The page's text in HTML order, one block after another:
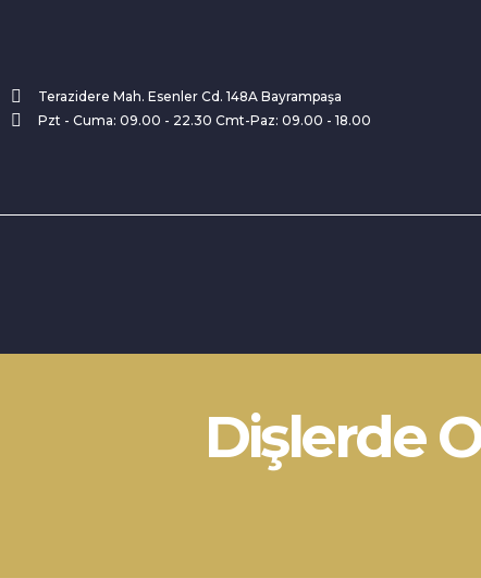
Terazidere Mah. Esenler Cd. 148A Bayrampaşa
Pzt - Cuma: 09.00 - 22.30 Cmt-Paz: 09.00 - 18.00
Avrupa UBK Dental Bayrampaşa
Dişlerde